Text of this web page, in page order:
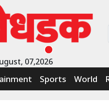
07,2026
Sports World